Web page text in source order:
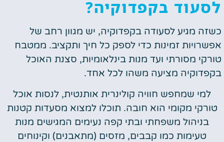
לסעוד בקפדוקיה?
כשזה מגיע לסעודה בקפדוקיה, יש מגוון רחב של
אפשרויות זמינות כדי לספק כל חיך ותקציב. ממטבח
טורקי מסורתי ועד מנות בינלאומיות, סצנת האוכל
בקפדוקיה מציעה משהו לכל אחד.
למי שמחפש חוויה קולינרית אותנטית, לנסות אוכל
טורקי מקומי הוא חובה. תוכלו למצוא מסעדות קטנות
בניהול משפחתי ובתי קפה נעימים המגישים מנות
טעימות כמו קבבים, מזסים (מתאבנים) וקינוחים